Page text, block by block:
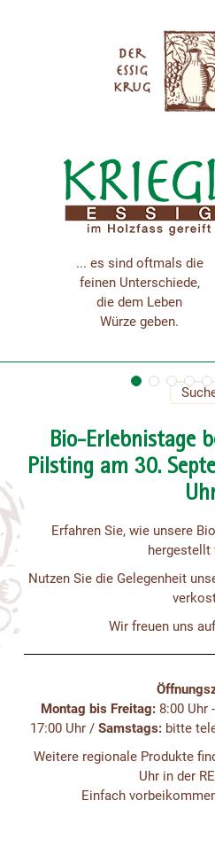
... es sind oftmals die
feinen Unterschiede,
die dem Leben
Würze geben.
Bio-Erlebnistage
Pilsting am 30.
Erfahren Sie, wie unsere
hergestellt
Nutzen Sie die Gelegenheit
Wir freuen uns
Montag bis Freitag: 8:00 Uhr
17:00 Uhr / Samstags:bitte
Weitere regionale Produkte
Uhr in der
Einfach